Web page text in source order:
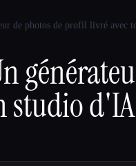
de photos de profil livré avec
studio d'IA